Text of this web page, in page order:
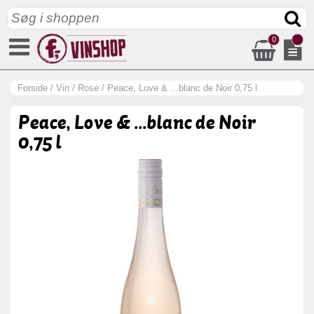
0
Forside / Vin / Rose / Peace, Love & ...blanc de Noir 0,75 l
Peace, Love & ...blanc de Noir
0,75 l